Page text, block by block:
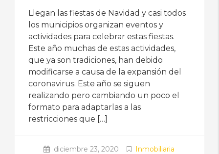
Llegan las fiestas de Navidad y casi todos
los municipios organizan eventos y
actividades para celebrar estas fiestas.
Este año muchas de estas actividades,
que ya son tradiciones, han debido
modificarse a causa de la expansión del
coronavirus. Este año se siguen
realizando pero cambiando un poco el
formato para adaptarlas a las
restricciones que […]
diciembre 23, 2020 Inmobiliaria